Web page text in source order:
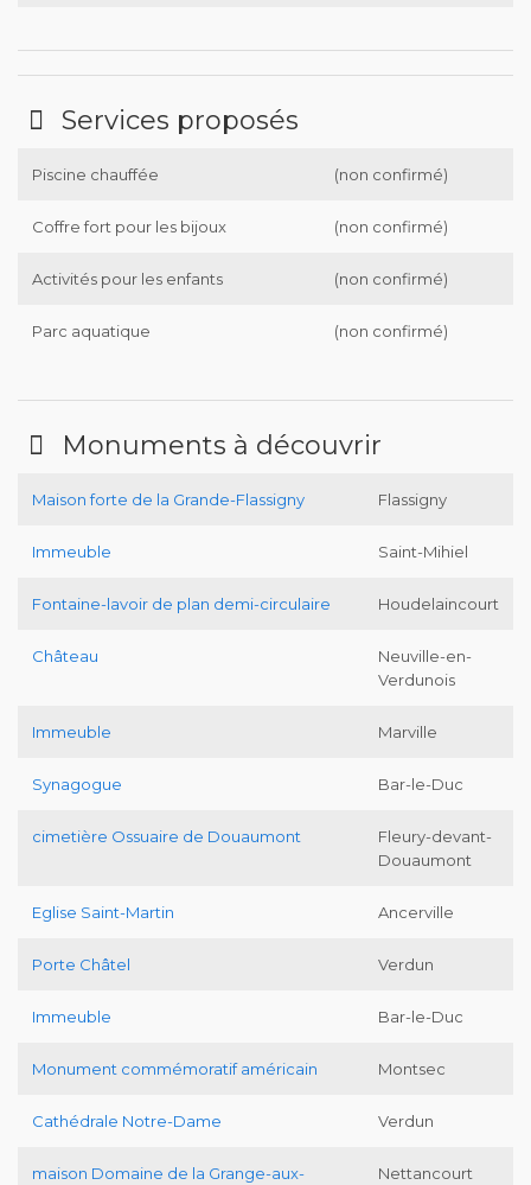
Services proposés
Piscine chauffée (non confirmé)
Coffre fort pour les bijoux (non confirmé)
Activités pour les enfants (non confirmé)
Parc aquatique (non confirmé)
Monuments à découvrir
Maison forte de la Grande-Flassigny Flassigny
Immeuble Saint-Mihiel
Fontaine-lavoir de plan demi-circulaire Houdelaincourt
Château
Neuville-en-
Verdunois
Immeuble Marville
Synagogue Bar-le-Duc
cimetière Ossuaire de Douaumont
Fleury-devant-
Douaumont
Eglise Saint-Martin Ancerville
Porte Châtel Verdun
Immeuble Bar-le-Duc
Monument commémoratif américain Montsec
Cathédrale Notre-Dame Verdun
maison Domaine de la Grange-aux-
Nettancourt